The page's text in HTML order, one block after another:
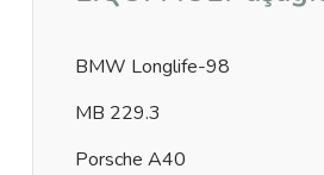
BMW Longlife-98
MB 229.3
Porsche A40